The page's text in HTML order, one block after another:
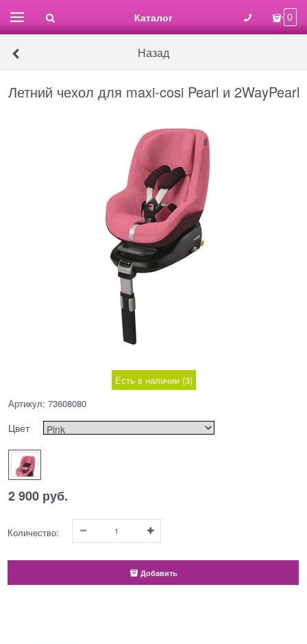
Каталог 0
Назад
Летний чехол для maxi-cosi Pearl и 2WayPearl
Есть в наличии (3)
Артикул: 73608080
Цвет
2 900 руб.
Количество:
Добавить